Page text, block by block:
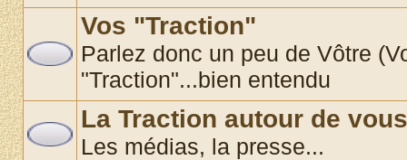
Vos "Traction"
Parlez donc un peu de Vôtre
"Traction"...bien entendu
La Traction autour de vous
Les médias, la presse...